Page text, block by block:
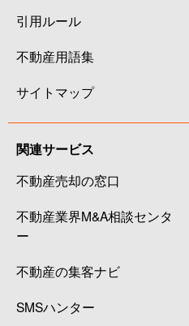
引用ルール
不動産用語集
サイトマップ
関連サービス
不動産売却の窓口
不動産業界M&A相談センタ
ー
不動産の集客ナビ
SMSハンター